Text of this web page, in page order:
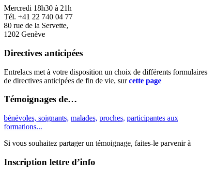
Mercredi 18h30 à 21h
Tél. +41 22 740 04 77
80 rue de la Servette,
1202 Genève
Directives anticipées
Entrelacs met à votre disposition un choix de différents formulaires
de directives anticipées de fin de vie, surcette page
Témoignages de…
bénévoles, soignants, malades, proches, participantes aux
formations...
Si vous souhaitez partager un témoignage, faites-le parvenir à
Inscription lettre d’info